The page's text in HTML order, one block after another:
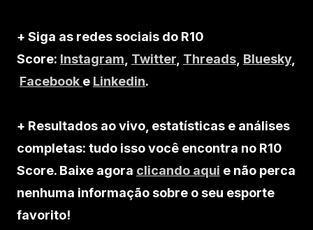
+ Siga as redes sociais do R10
Score: Instagram Twitter Threads Bluesky,
Facebook e Linkedin.
+ Resultados ao vivo, estatísticas e análises
completas: tudo isso você encontra no R10
Score. Baixe agora clicando aqui e não perca
nenhuma informação sobre o seu esporte
favorito!